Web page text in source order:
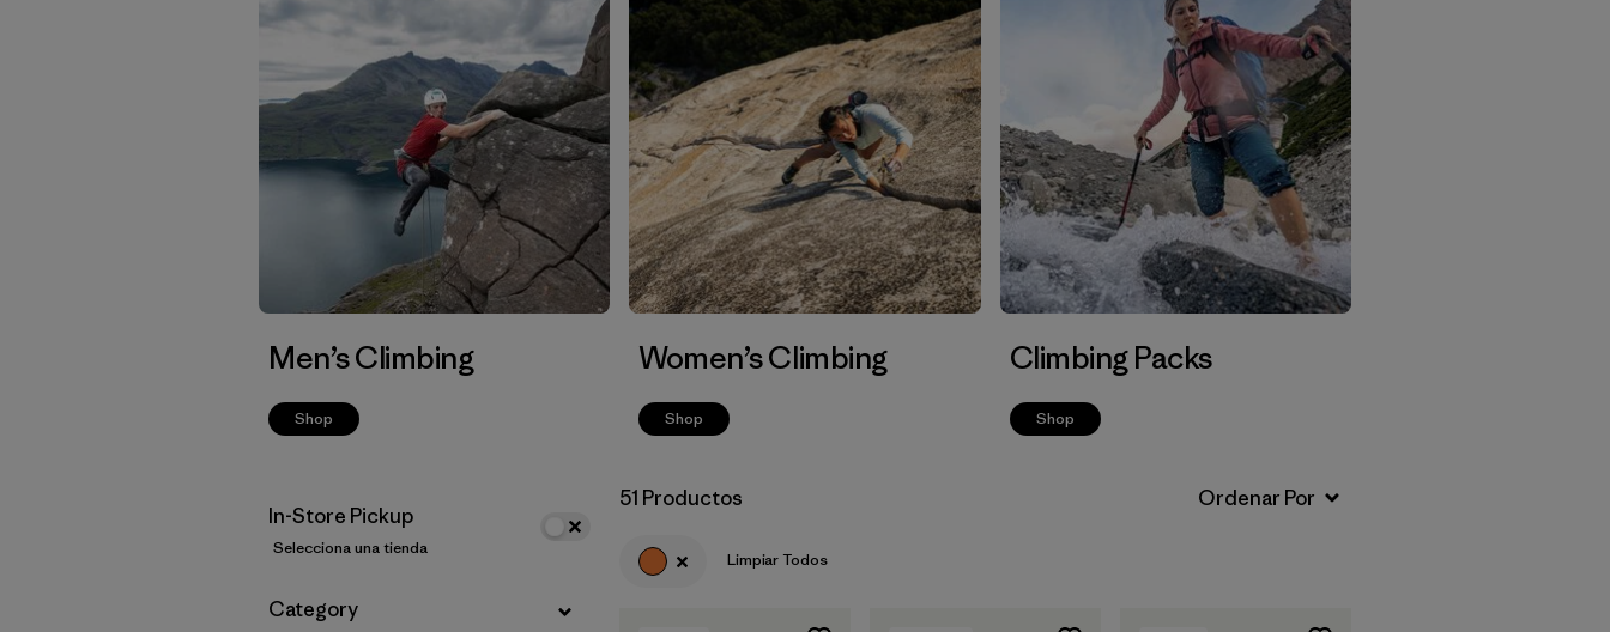
Men’s Climbing
Shop
Women’s Climbing
Shop
Climbing Packs
Shop
In-Store Pickup
Selecciona una tienda
Filtrar por
Category
51 Productos
Limpiar Todos